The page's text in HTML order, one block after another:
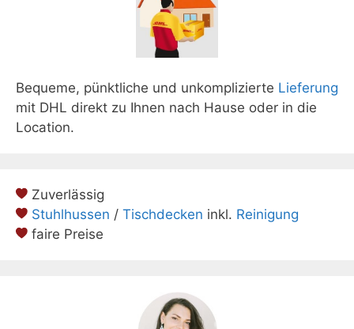
Bequeme, pünktliche und unkomplizierte Lieferung
mit DHL direkt zu Ihnen nach Hause oder in die
Location.
Zuverlässig
Stuhlhussen / Tischdecken inkl. Reinigung
faire Preise